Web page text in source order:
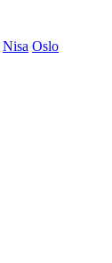
Nisa Oslo